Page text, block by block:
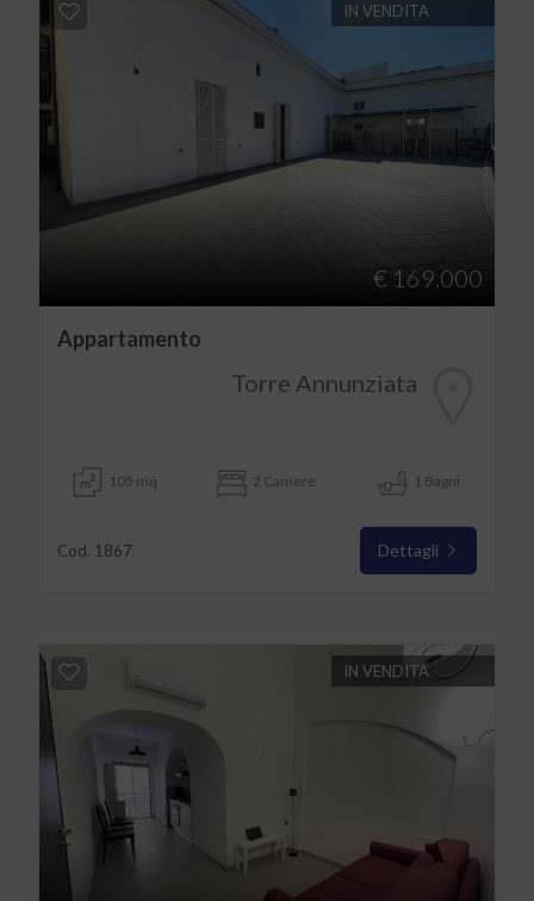
IN VENDITA
€ 169.000
Appartamento
Torre Annunziata
105 mq 2 Camere 1 Bagni
Cod. 1867 Dettagli
IN VENDITA